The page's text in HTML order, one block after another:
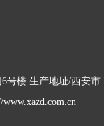
号楼 生产地址/西安市